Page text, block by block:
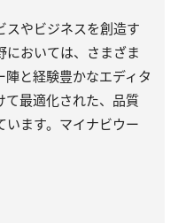
スやビジネスを創造す
においては、さまざま
と経験豊かなエディタ
て最適化された、品質
います。マイナビウー